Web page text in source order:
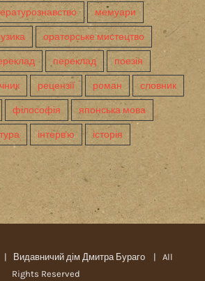
мемуари
ораторське мистецтво
переклад поезія
рецензії роман словник
філософія японська мова
інтерв'ю історія
| Видавничий дім Дмитра Бураго
| All
Rights Reserved